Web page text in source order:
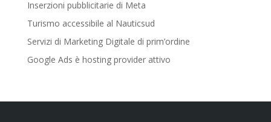
Inserzioni pubblicitarie di Meta
Turismo accessibile al Nauticsud
Servizi di Marketing Digitale di prim’ordine
Google Ads è hosting provider attivo